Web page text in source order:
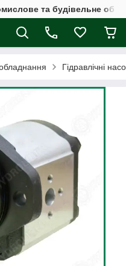
та будівельне
Гідравлічні